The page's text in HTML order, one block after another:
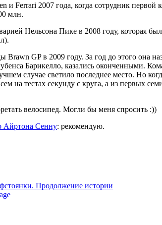
и Ferrari 2007 года, когда сотрудник первой
млн.
Нельсона Пике в 2008 году, которая
GP в 2009 году. За год до этого она
Барикелло, казались оконченными.
случае светило последнее место. Но
на тестах секунду с круга, а из первых
велосипед. Могли бы меня спросить :))
Айртона Сенну: рекомендую.
Продолжение истории